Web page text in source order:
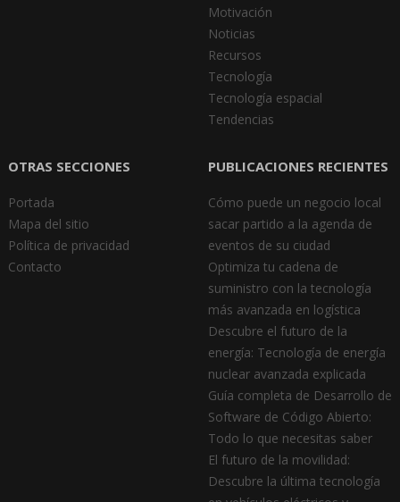
Motivación
Noticias
Recursos
Tecnología
Tecnología espacial
Tendencias
OTRAS SECCIONES
Portada
Mapa del sitio
Política de privacidad
Contacto
PUBLICACIONES RECIENTES
Cómo puede un negocio local
sacar partido a la agenda de
eventos de su ciudad
Optimiza tu cadena de
suministro con la tecnología
más avanzada en logística
Descubre el futuro de la
energía: Tecnología de energía
nuclear avanzada explicada
Guía completa de Desarrollo de
Software de Código Abierto:
Todo lo que necesitas saber
El futuro de la movilidad:
Descubre la última tecnología